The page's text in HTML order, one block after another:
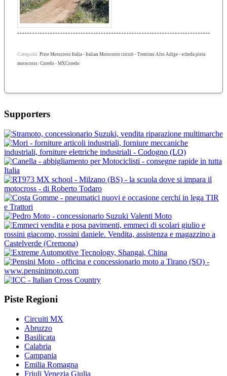
Categoria: Piste Motocross Italia - Italian Motocross circuit - Trentino Alto Adige - scheda pista
motocross: Coredo - MXCoredo
Supporters
Piste Regioni
Circuiti MX
Abruzzo
Basilicata
Calabria
Campania
Emilia Romagna
Friuli Venezia Giulia